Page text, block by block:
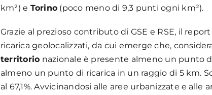
km²) e Torino (poco meno di 9,3 punti ogni km²).
Grazie al prezioso contributo di GSE e RSE, il
ricarica geolocalizzati, da cui emerge che,
territorio nazionale è presente almeno un punto
almeno un punto di ricarica in un raggio di 5 km.
al 67,1%. Avvicinandosi alle aree urbanizzate e